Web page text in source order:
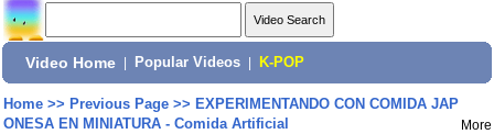
Video Home Popular Videos K-POP
Home>> Previous Page>> EXPERIMENTANDO CON COMIDA JAP
ONESA EN MINIATURA - Comida Artificial
More